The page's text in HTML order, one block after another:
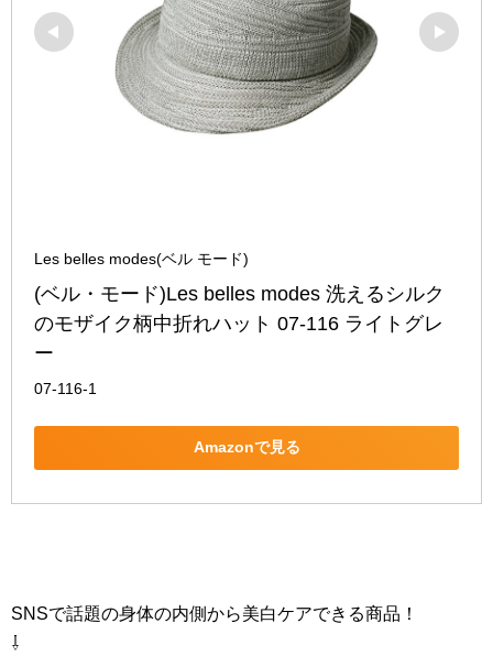
Les belles modes(ベル モード)
(ベル・モード)Les belles modes 洗えるシルク
のモザイク柄中折れハット 07-116 ライトグレ
ー
07-116-1
Amazonで見る
SNSで話題の身体の内側から美白ケアできる商品！
⇩